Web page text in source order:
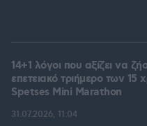
14+1 λόγοι που αξίζει να
επετειακό τριήμερο των 15
Spetses Mini Marathon
31.07.2026, 11:04